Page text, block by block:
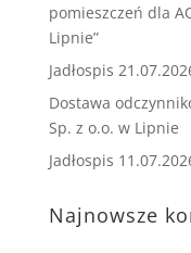
pomieszczeń dla
Lipnie”
Jadłospis
Dostawa
Sp. z o.o. w Lipnie
Jadłospis
Najnowsze